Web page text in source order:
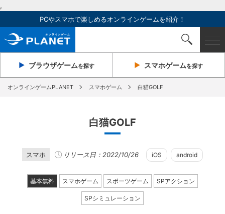
,
PCやスマホで楽しめるオンラインゲームを紹介！
ブラウザゲームを探す スマホゲームを探す
オンラインゲームPLANET スマホゲーム 白猫GOLF
白猫GOLF
スマホ リリース日：2022/10/26 iOS android
基本無料 スマホゲーム スポーツゲーム SPアクション
SPシミュレーション